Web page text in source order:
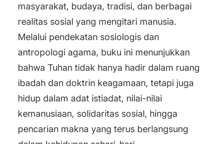
masyarakat, budaya, tradisi, dan berbagai
realitas sosial yang mengitari manusia.
Melalui pendekatan sosiologis dan
antropologi agama, buku ini menunjukkan
bahwa Tuhan tidak hanya hadir dalam ruang
ibadah dan doktrin keagamaan, tetapi juga
hidup dalam adat istiadat, nilai-nilai
kemanusiaan, solidaritas sosial, hingga
pencarian makna yang terus berlangsung